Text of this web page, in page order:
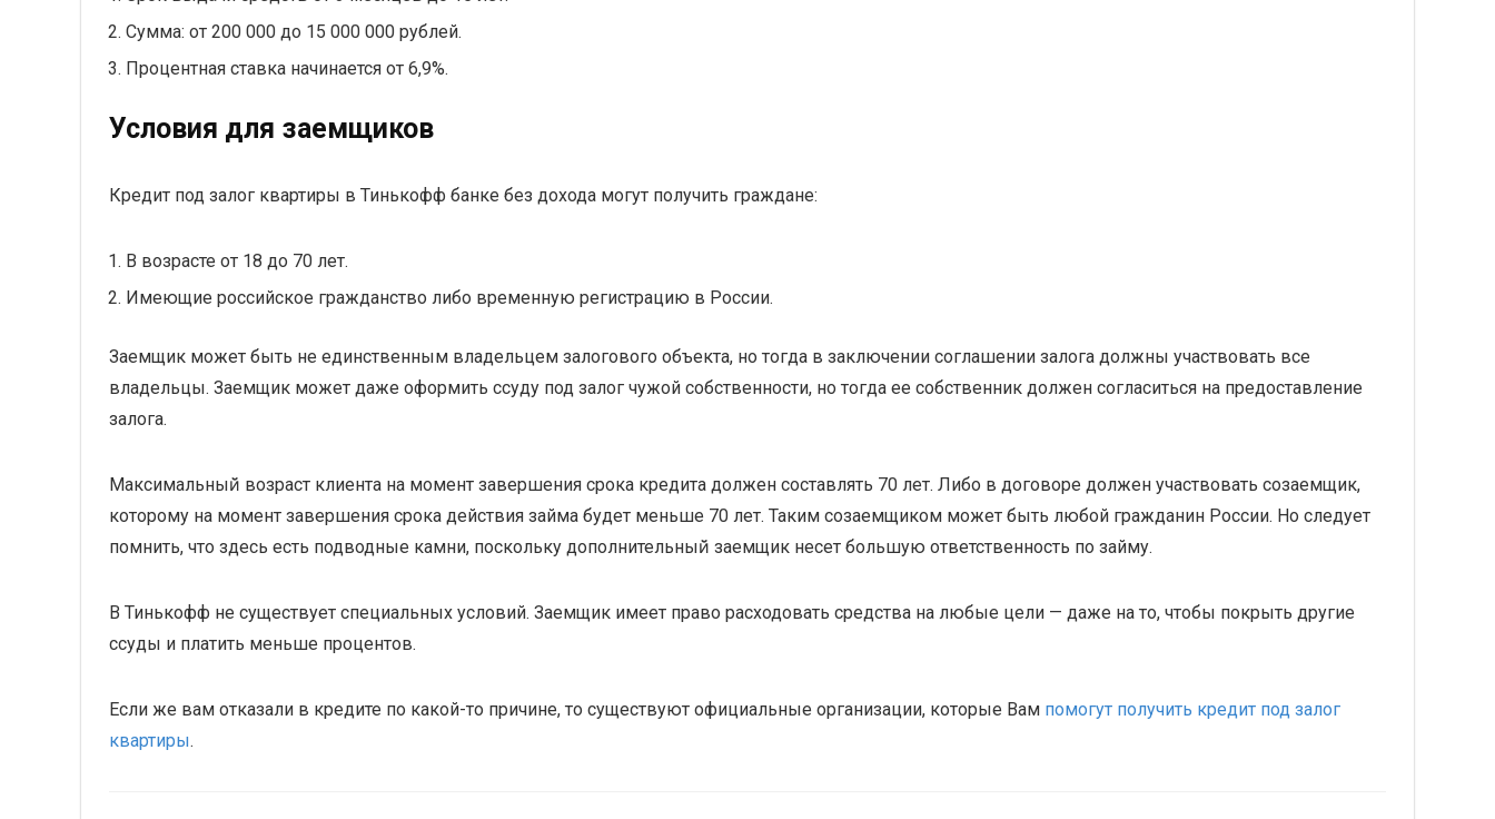
Сумма: от 200 000 до 15 000 000 рублей.
Процентная ставка начинается от 6,9%.
Условия для заемщиков
Кредит под залог квартиры в Тинькофф банке без дохода могут получить граждане:
В возрасте от 18 до 70 лет.
Имеющие российское гражданство либо временную регистрацию в России.
Заемщик может быть не единственным владельцем залогового объекта, но тогда в заключении соглашении залога должны участвовать все
владельцы. Заемщик может даже оформить ссуду под залог чужой собственности, но тогда ее собственник должен согласиться на предоставление
залога.
Максимальный̆ возраст клиента на момент завершения срока кредита должен составлять 70 лет. Либо в договоре должен участвовать созаемщик,
которому на момент завершения срока действия займа будет меньше 70 лет. Таким созаемщиком может быть любой гражданин России. Но следует
помнить, что здесь есть подводные камни, поскольку дополнительный̆ заемщик несет большую ответственность по займу.
В Тинькофф не существует специальных условий. Заемщик имеет право расходовать средства на любые цели — даже на то, чтобы покрыть другие
ссуды и платить меньше процентов.
Если же вам отказали в кредите по какой-то причине, то существуют официальные организации, которые Вам помогут получить кредит под залог
квартиры.